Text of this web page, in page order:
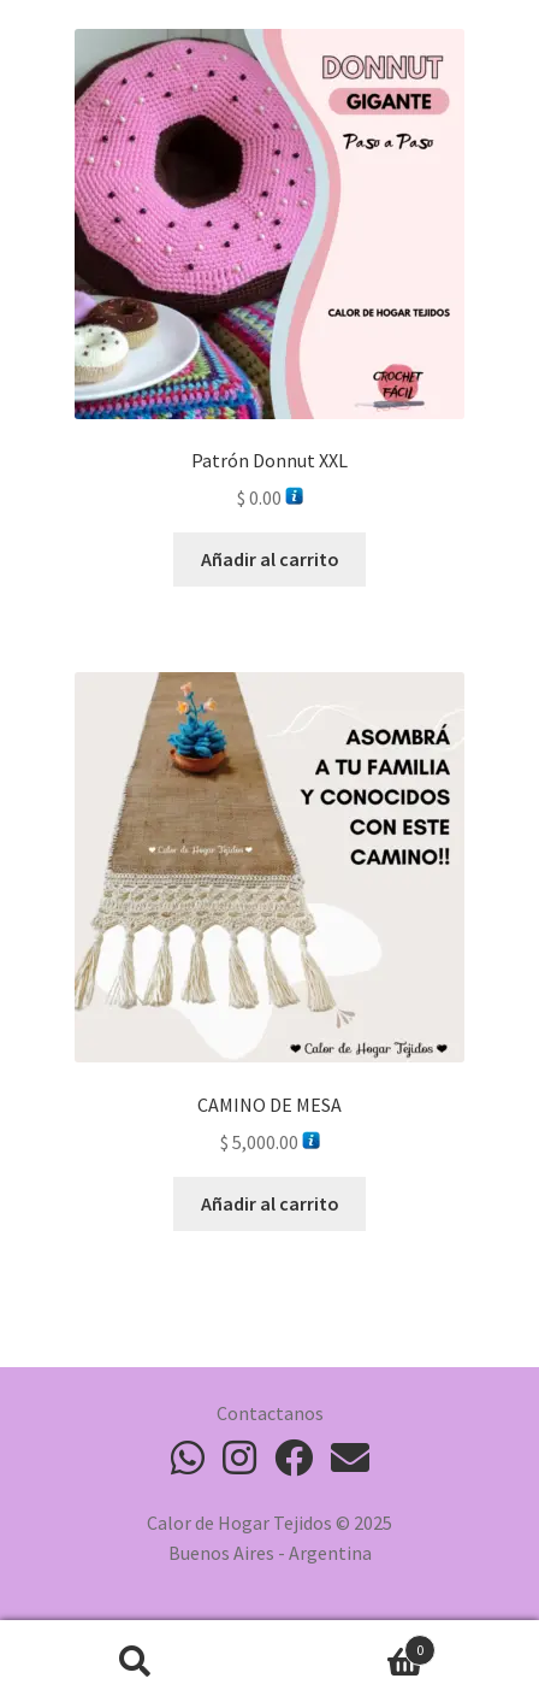
Patrón Donnut XXL
$ 0.00
Añadir al carrito
CAMINO DE MESA
$ 5,000.00
Añadir al carrito
Contactanos
Calor de Hogar Tejidos © 2025
Buenos Aires - Argentina
0